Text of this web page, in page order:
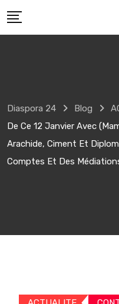
to
Diaspora 24 Blog
De Ce 12 Janvier Avec
Arachide, Ciment Et
Comptes Et Des